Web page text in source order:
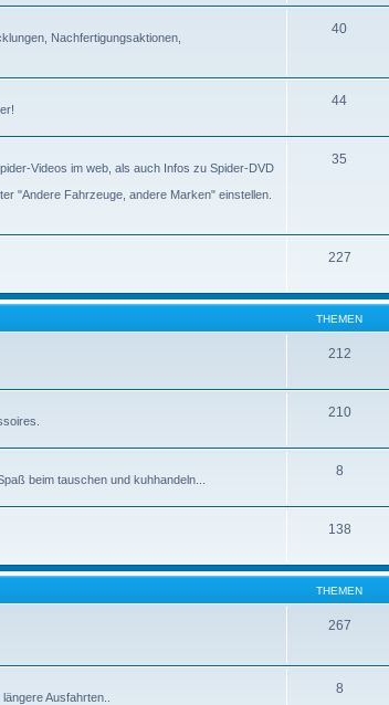
Nachfertigungsaktionen,
40
44
Videos im web, als auch Infos zu Spider-DVD
"Andere Fahrzeuge, andere Marken" einstellen.
35
227
THEMEN
212
210
beim tauschen und kuhhandeln...
8
138
THEMEN
267
Ausfahrten..
8